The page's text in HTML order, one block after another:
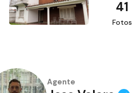
41
Fotos
Agente